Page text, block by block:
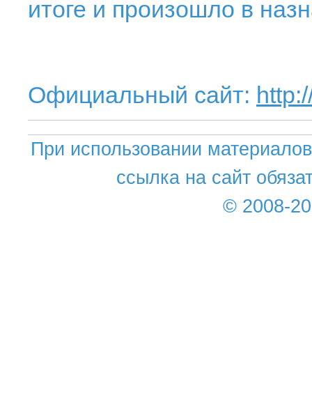
итоге и произошло в
Официальный сайт:
При использовании
ссылка на сайт
© 2008-